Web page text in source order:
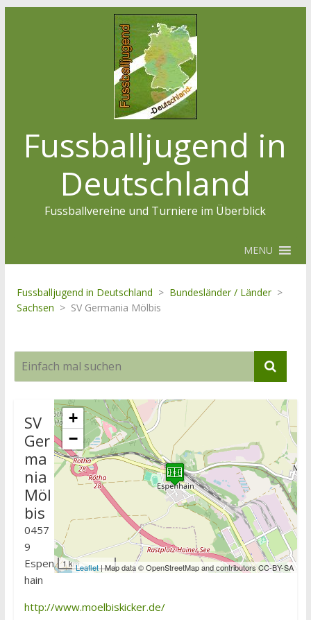
Fussballjugend in
Deutschland
Fussballvereine und Turniere im Überblick
MENU
Fussballjugend in Deutschland > Bundesländer / Länder >
Sachsen > SV Germania Mölbis
+
−
1 kmLeaflet| Map data © OpenStreetMap and contributors CC-BY-SA
SV
Ger
ma
nia
Möl
bis
0457
9
Espen
hain
http://www.moelbiskicker.de/